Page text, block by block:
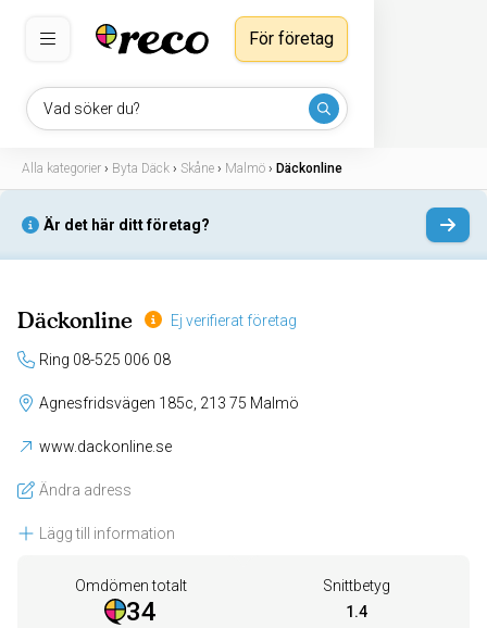
Vad söker du?
För företag
Alla kategorier › Byta Däck › Skåne › Malmö › Däckonline
Är det här ditt företag?
Däckonline Ej verifierat företag
Ring 08-525 006 08
Agnesfridsvägen 185c, 213 75 Malmö
www.dackonline.se
Ändra adress
Lägg till information
Omdömen totalt
34
Snittbetyg
1.4